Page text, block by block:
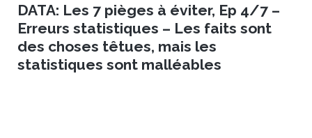
DATA: Les 7 pièges à éviter, Ep 4/7 –
Erreurs statistiques – Les faits sont
des choses têtues, mais les
statistiques sont malléables